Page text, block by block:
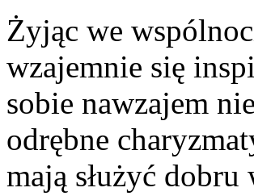
Żyjąc we
wzajemnie się
sobie nawzajem
odrębne
mają służyć